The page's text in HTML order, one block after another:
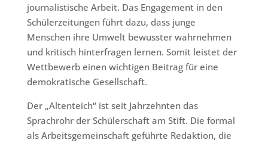
journalistische Arbeit. Das Engagement in den
Schülerzeitungen führt dazu, dass junge
Menschen ihre Umwelt bewusster wahrnehmen
und kritisch hinterfragen lernen. Somit leistet der
Wettbewerb einen wichtigen Beitrag für eine
demokratische Gesellschaft.
Der „Altenteich“ ist seit Jahrzehnten das
Sprachrohr der Schülerschaft am Stift. Die formal
als Arbeitsgemeinschaft geführte Redaktion, die